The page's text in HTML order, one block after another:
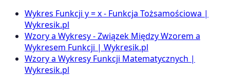
Wykres Funkcji y = x - Funkcja Tożsamościowa |
Wykresik.pl
Wzory a Wykresy - Związek Między Wzorem a
Wykresem Funkcji | Wykresik.pl
Wzory a Wykresy Funkcji Matematycznych |
Wykresik.pl